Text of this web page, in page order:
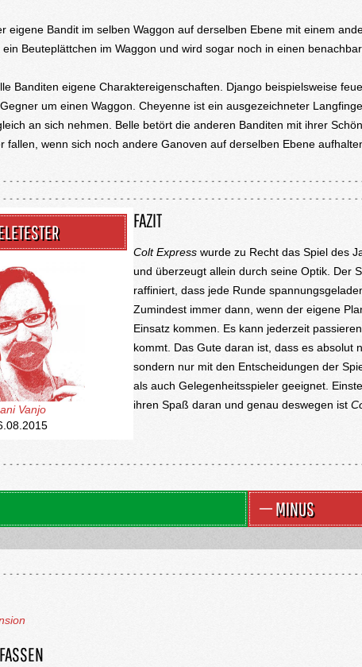
eigene Bandit im selben Waggon auf derselben Ebene mit einem
Beuteplättchen im Waggon und wird sogar noch in einen
Banditen eigene Charaktereigenschaften. Django beispielsweise
um einen Waggon. Cheyenne ist ein ausgezeichneter
an sich nehmen. Belle betört die anderen Banditen mit ihrer
fallen, wenn sich noch andere Ganoven auf derselben Ebene
Vanjo
FAZIT
Colt Expresswurde zu Recht das Spiel des
und überzeugt allein durch seine Optik. Der
raffiniert, dass jede Runde
Zumindest immer dann, wenn der eigene
Einsatz kommen. Es kann jederzeit
kommt. Das Gute daran ist, dass es absolut
sondern nur mit den Entscheidungen der
als auch Gelegenheitsspieler geeignet.
ihren Spaß daran und genau deswegen ist
MINUS